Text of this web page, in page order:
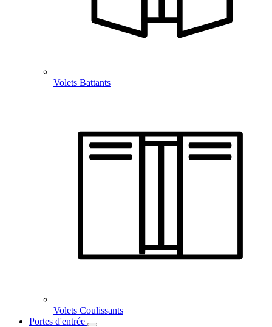
Volets Battants
Volets Coulissants
Portes d'entrée